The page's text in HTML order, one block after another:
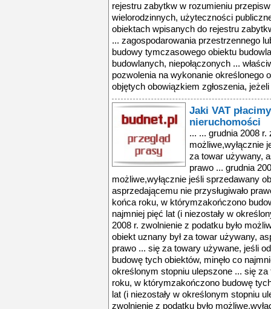
Jaki VAT
nieruchomości
... ... grudnia 2008 r.
możliwe,wyłącznie
za towar używany,
prawo ... grudnia
możliwe,wyłącznie jeśli sprzedawany
asprzedającemu nie przysługiwało
końca roku, w którymzakończono
najmniej pięć lat (i niezostały w
2008 r. zwolnienie z podatku było
obiekt uznany był za towar używany,
prawo ... się za towary używane, jeśli
budowę tych obiektów, minęło co
określonym stopniu ulepszone ... się
roku, w którymzakończono budowę
lat (i niezostały w określonym stopniu
zwolnienie z podatku było